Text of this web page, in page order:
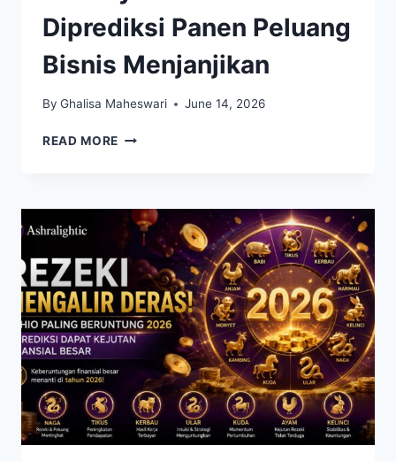
Diprediksi Panen Peluang
Bisnis Menjanjikan
By Ghalisa Maheswari June 14, 2026
READ MORE SHIO
KUDA
DIPREDIKSI
PANEN
PELUANG
BISNIS
MENJANJIKAN